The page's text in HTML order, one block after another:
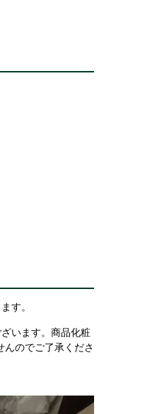
す。
います。商品化粧
のでご了承くださ